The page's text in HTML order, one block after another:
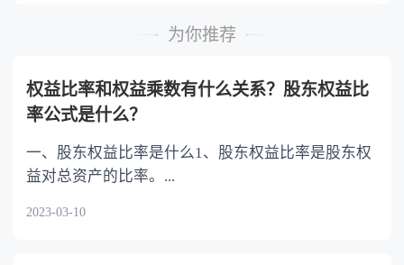
回、变更自己所立的遗嘱。 立遗嘱后，遗嘱
容相抵触的，以最后的遗嘱为准。
为你推荐
权益比率和权益乘数有什么关系？股东权益比
率公式是什么？
一、股东权益比率是什么1、股东权益比率是股东权
益对总资产的比率。...
2023-03-10